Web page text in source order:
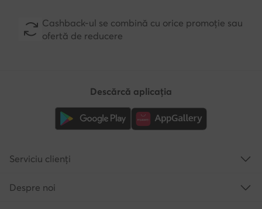
Cashback-ul se combină cu orice promoție sau
ofertă de reducere
Descărcă aplicația
Serviciu clienți
Despre noi